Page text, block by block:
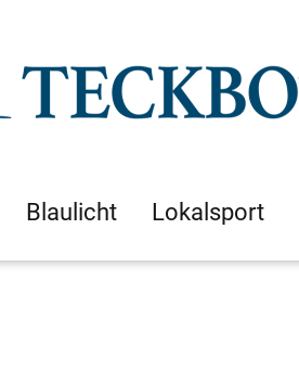
Blaulicht Lokalsport